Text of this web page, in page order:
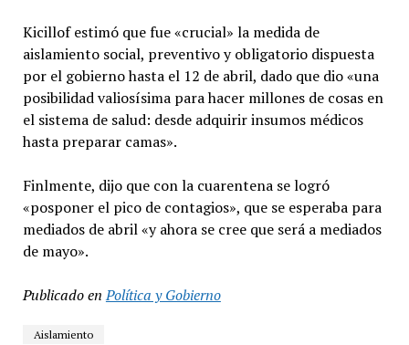
Kicillof estimó que fue «crucial» la medida de
aislamiento social, preventivo y obligatorio dispuesta
por el gobierno hasta el 12 de abril, dado que dio «una
posibilidad valiosísima para hacer millones de cosas en
el sistema de salud: desde adquirir insumos médicos
hasta preparar camas».
Finlmente, dijo que con la cuarentena se logró
«posponer el pico de contagios», que se esperaba para
mediados de abril «y ahora se cree que será a mediados
de mayo».
Publicado en Política y Gobierno
Aislamiento